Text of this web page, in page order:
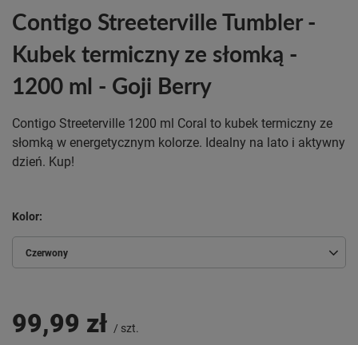
Contigo Streeterville Tumbler -
Kubek termiczny ze słomką -
1200 ml - Goji Berry
Contigo Streeterville 1200 ml Coral to kubek termiczny ze
słomką w energetycznym kolorze. Idealny na lato i aktywny
dzień. Kup!
Kolor
Czerwony
99,99 zł / szt.